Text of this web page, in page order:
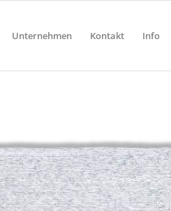
Unternehmen Kontakt Info